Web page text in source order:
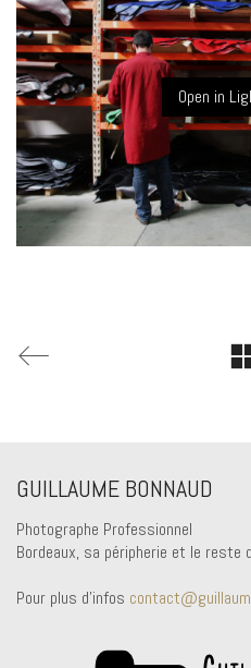
Open in
GUILLAUME BONNAUD
Photographe Professionnel
Bordeaux, sa péripherie et le reste
Pour plus d'infos